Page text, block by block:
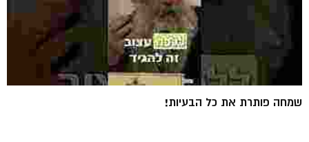
שמחה פותרת את כל הבעיות!